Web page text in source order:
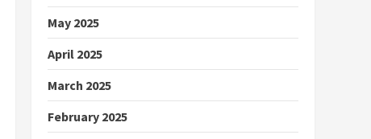
May 2025
April 2025
March 2025
February 2025